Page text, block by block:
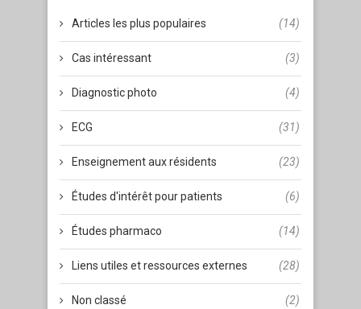
Articles les plus populaires (14)
Cas intéressant (3)
Diagnostic photo (4)
ECG (31)
Enseignement aux résidents (23)
Études d'intérêt pour patients (6)
Études pharmaco (14)
Liens utiles et ressources externes (28)
Non classé (2)